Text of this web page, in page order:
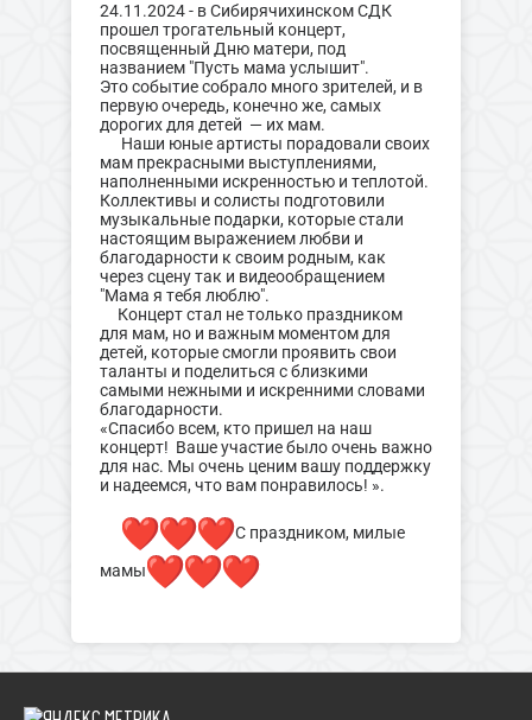
24.11.2024 - в Сибирячихинском СДК
прошел трогательный концерт,
посвященный Дню матери, под
названием "Пусть мама услышит".
Это событие собрало много зрителей, и в
первую очередь, конечно же, самых
дорогих для детей — их мам.
Наши юные артисты порадовали своих
мам прекрасными выступлениями,
наполненными искренностью и теплотой.
Коллективы и солисты подготовили
музыкальные подарки, которые стали
настоящим выражением любви и
благодарности к своим родным, как
через сцену так и видеообращением
"Мама я тебя люблю".
Концерт стал не только праздником
для мам, но и важным моментом для
детей, которые смогли проявить свои
таланты и поделиться с близкими
самыми нежными и искренними словами
благодарности.
«Спасибо всем, кто пришел на наш
концерт! Ваше участие было очень важно
для нас. Мы очень ценим вашу поддержку
и надеемся, что вам понравилось! ».
С праздником, милые
мамы